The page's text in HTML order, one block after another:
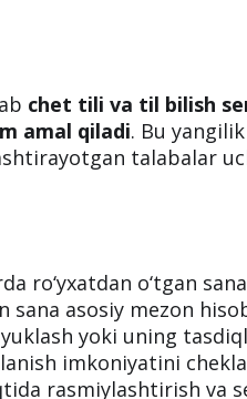
chet tili va til bilish
amal qiladi. Bu
talabalar
ro‘yxatdan o‘tgan
sana asosiy mezon
yoki uning
imkoniyatini
rasmiylashtirish va